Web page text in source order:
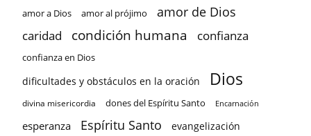
amor a Dios amor al prójimo amor de Dios
caridad condición humana confianza
confianza en Dios
dificultades y obstáculos en la oración Dios
divina misericordia dones del Espíritu Santo Encarnación
esperanza Espíritu Santo evangelización